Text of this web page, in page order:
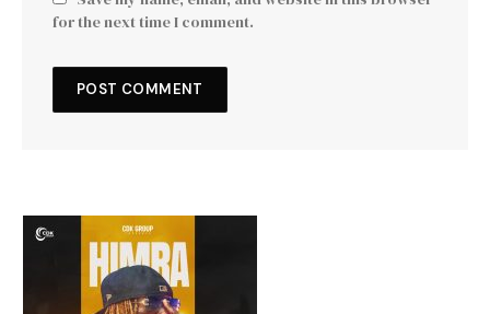
for the next time I comment.